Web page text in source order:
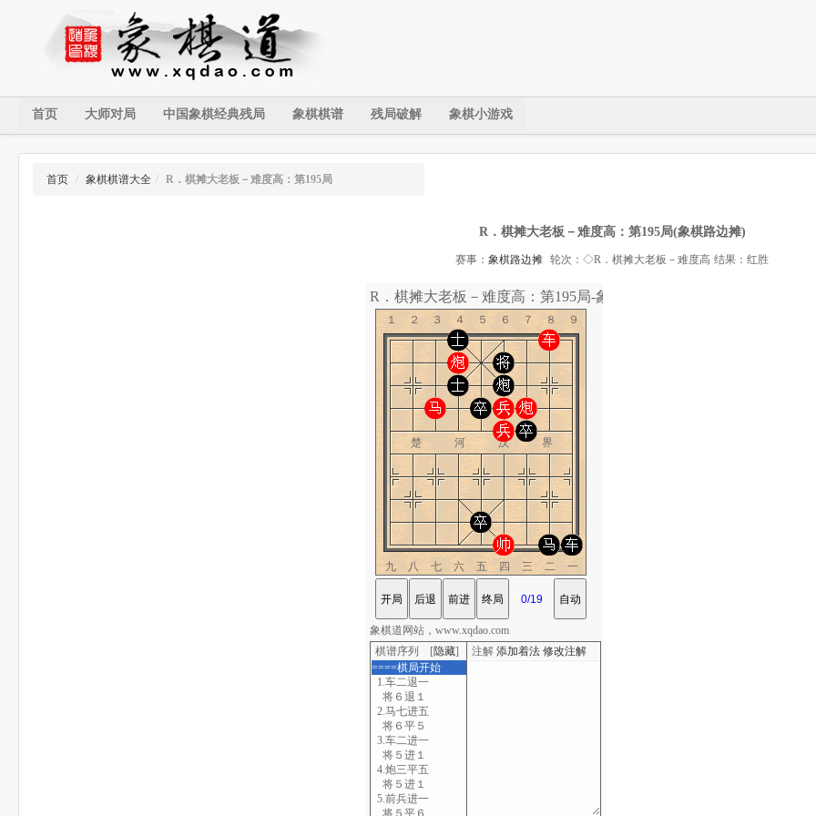
首页 大师对局 中国象棋经典残局 象棋棋谱 残局破解 象棋小游戏
首页 / 象棋棋谱大全 / R．棋摊大老板－难度高：第195局
R．棋摊大老板－难度高：第195局(象棋路边摊)
赛事： 象棋路边摊 轮次：◇R．棋摊大老板－难度高 结果：红胜
R．棋摊大老板－难度高：第195局-象棋道
１２３４５６７８９
楚 河 汉 界
九八七六五四三二一
棋谱序列 [隐藏]
====棋局开始
1.车二退一
将６退１
2.马七进五
将６平５
3.车二进一
将５进１
4.炮三平五
将５进１
5.前兵进一
将５平６
注解 添加着法 修改注解
象棋道网站，www.xqdao.com